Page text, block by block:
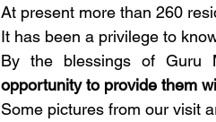
At present more than 260
It has been a privilege to
By the blessings of Guru
opportunity to provide them
Some pictures from our visit